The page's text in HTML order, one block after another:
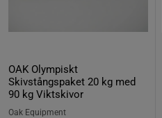
OAK Olympiskt
Skivstångspaket 20 kg med
90 kg Viktskivor
Oak Equipment